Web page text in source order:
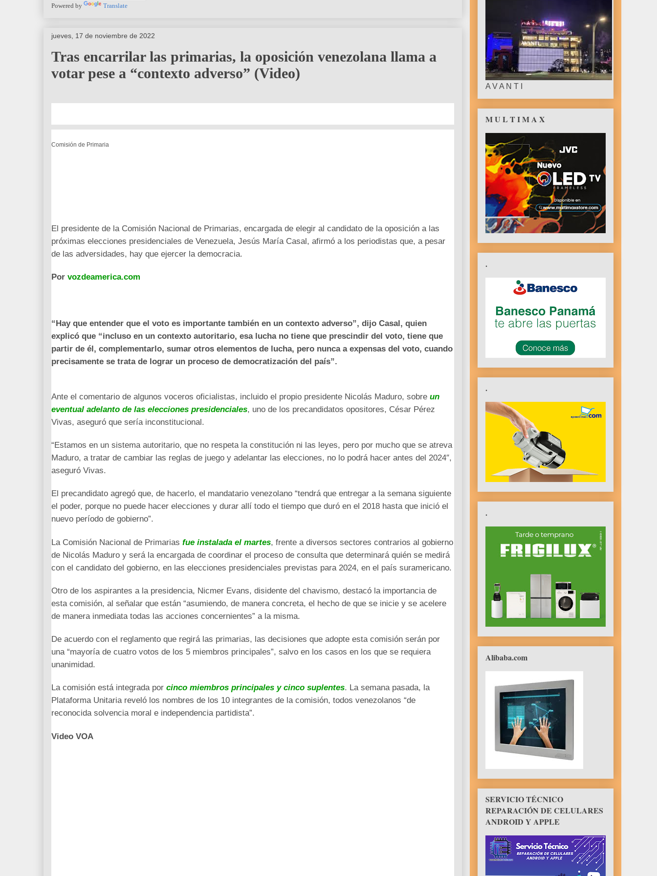
Powered by Translate
jueves, 17 de noviembre de 2022
Tras encarrilar las primarias, la oposición venezolana llama a
votar pese a “contexto adverso” (Video)
Comisión de Primaria
El presidente de la Comisión Nacional de Primarias, encargada de elegir al candidato de la oposición a las
próximas elecciones presidenciales de Venezuela, Jesús María Casal, afirmó a los periodistas que, a pesar
de las adversidades, hay que ejercer la democracia.
Por vozdeamerica.com
“Hay que entender que el voto es importante también en un contexto adverso”, dijo Casal, quien
explicó que “incluso en un contexto autoritario, esa lucha no tiene que prescindir del voto, tiene que
partir de él, complementarlo, sumar otros elementos de lucha, pero nunca a expensas del voto, cuando
precisamente se trata de lograr un proceso de democratización del país”.
Ante el comentario de algunos voceros oficialistas, incluido el propio presidente Nicolás Maduro, sobre un
eventual adelanto de las elecciones presidenciales, uno de los precandidatos opositores, César Pérez
Vivas, aseguró que sería inconstitucional.
“Estamos en un sistema autoritario, que no respeta la constitución ni las leyes, pero por mucho que se atreva
Maduro, a tratar de cambiar las reglas de juego y adelantar las elecciones, no lo podrá hacer antes del 2024″,
aseguró Vivas.
El precandidato agregó que, de hacerlo, el mandatario venezolano “tendrá que entregar a la semana siguiente
el poder, porque no puede hacer elecciones y durar allí todo el tiempo que duró en el 2018 hasta que inició el
nuevo período de gobierno”.
La Comisión Nacional de Primarias fue instalada el martes, frente a diversos sectores contrarios al gobierno
de Nicolás Maduro y será la encargada de coordinar el proceso de consulta que determinará quién se medirá
con el candidato del gobierno, en las elecciones presidenciales previstas para 2024, en el país suramericano.
Otro de los aspirantes a la presidencia, Nicmer Evans, disidente del chavismo, destacó la importancia de
esta comisión, al señalar que están “asumiendo, de manera concreta, el hecho de que se inicie y se acelere
de manera inmediata todas las acciones concernientes” a la misma.
De acuerdo con el reglamento que regirá las primarias, las decisiones que adopte esta comisión serán por
una “mayoría de cuatro votos de los 5 miembros principales”, salvo en los casos en los que se requiera
unanimidad.
La comisión está integrada por cinco miembros principales y cinco suplentes. La semana pasada, la
Plataforma Unitaria reveló los nombres de los 10 integrantes de la comisión, todos venezolanos “de
reconocida solvencia moral e independencia partidista”.
Video VOA
A V A N T I
M U L T I M A X
.
.
.
Alibaba.com
SERVICIO TÉCNICO
REPARACIÓN DE CELULARES
ANDROID Y APPLE